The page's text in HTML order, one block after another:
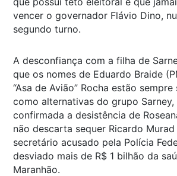
vencer o governador Flávio Dino,
segundo turno.
A desconfiança com a filha de
que os nomes de Eduardo Braide
“Asa de Avião” Rocha estão
como alternativas do grupo Sarney,
confirmada a desistência de
não descarta sequer Ricardo Murad
secretário acusado pela Polícia
desviado mais de R$ 1 bilhão da
Maranhão.